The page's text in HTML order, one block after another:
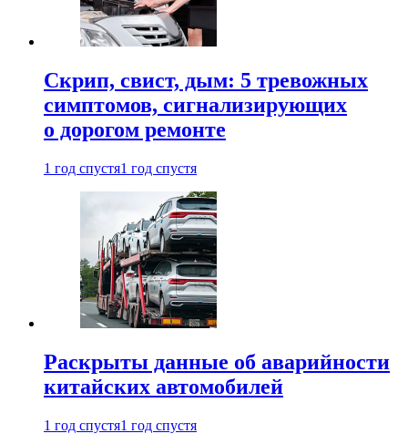
Скрип, свист, дым: 5 тревожных
симптомов, сигнализирующих
о дорогом ремонте
1 год спустя1 год спустя
Раскрыты данные об аварийности
китайских автомобилей
1 год спустя1 год спустя